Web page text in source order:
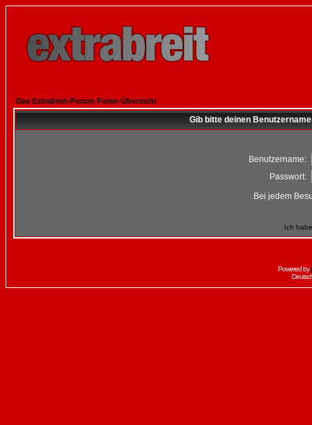
Das Extrabreit-Forum Foren-Übersicht
Gib bitte deinen
Benutzername:
Passwort:
Bei jedem
Ich
Powered by